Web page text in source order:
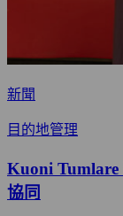
新聞
目的地管理
Kuoni Tumlare
協同